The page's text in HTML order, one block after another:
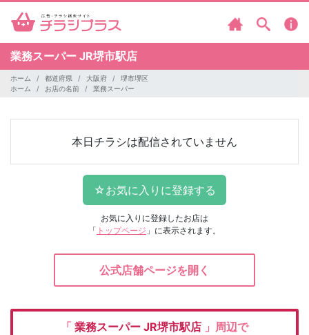
業務スーパー JR堺市駅店
ホーム 都道府県 大阪府
堺市堺区
ホーム
お店の名前 業務スーパー
本日チラシは配信されていません
お気に入りに登録したお店は
「 トップページ 」に表示されます。
公式店舗ページを開く
「 業務スーパー JR堺市駅店 」周辺で